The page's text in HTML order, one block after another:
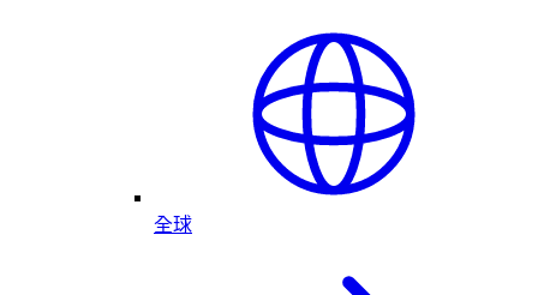
全球